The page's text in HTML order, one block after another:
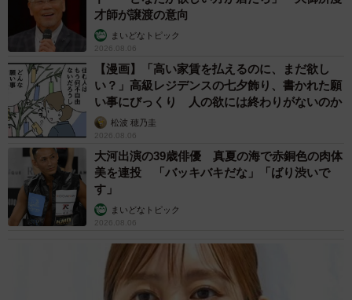
才師が譲渡の意向
まいどなトピック
2026.08.06
【漫画】「高い家賃を払えるのに、まだ欲し
い？」高級レジデンスの七夕飾り、書かれた願
い事にびっくり 人の欲には終わりがないのか
松波 穂乃圭
2026.08.06
大河出演の39歳俳優 真夏の海で赤銅色の肉体
美を連投 「バッキバキだな」「ばり渋いで
す」
まいどなトピック
2026.08.06